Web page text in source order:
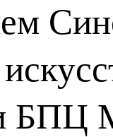
БПЦ